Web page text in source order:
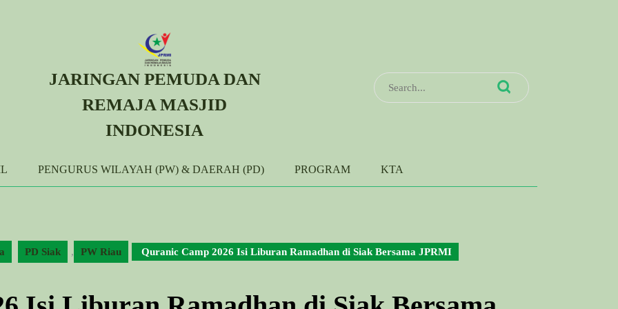
JARINGAN PEMUDA DAN
REMAJA MASJID
INDONESIA
PENGURUS WILAYAH (PW) & DAERAH (PD) PROGRAM KTA
PD Siak , PW Riau Quranic Camp 2026 Isi Liburan Ramadhan di Siak Bersama JPRMI